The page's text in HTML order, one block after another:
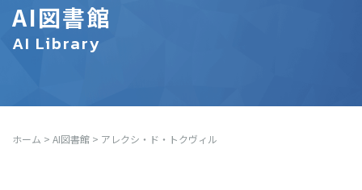
AI図書館
AI Library
ホーム > AI図書館 > アレクシ・ド・トクヴィル